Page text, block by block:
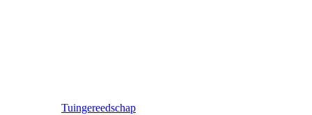
Tuingereedschap